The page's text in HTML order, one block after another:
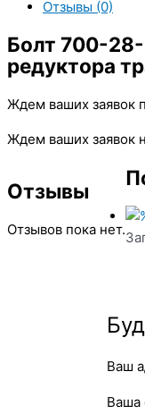
Отзывы (0)
Болт 700-
редуктора
Ждем ваших заявок
Ждем ваших заявок
Отзывы
Отзывов пока нет.
Ваш
Ваша